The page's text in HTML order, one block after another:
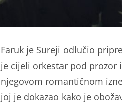
Faruk je Sureji odlučio
je cijeli orkestar pod prozor
njegovom romantičnom
joj je dokazao kako je